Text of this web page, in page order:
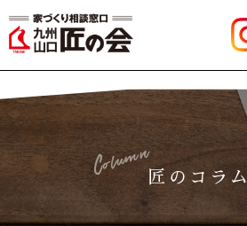
匠のコラム
Column